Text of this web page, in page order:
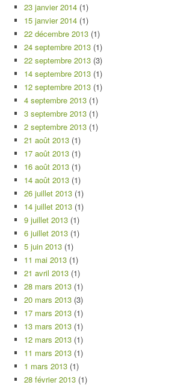
23 janvier 2014 (1)
15 janvier 2014 (1)
22 décembre 2013 (1)
24 septembre 2013 (1)
22 septembre 2013 (3)
14 septembre 2013 (1)
12 septembre 2013 (1)
4 septembre 2013 (1)
3 septembre 2013 (1)
2 septembre 2013 (1)
21 août 2013 (1)
17 août 2013 (1)
16 août 2013 (1)
14 août 2013 (1)
26 juillet 2013 (1)
14 juillet 2013 (1)
9 juillet 2013 (1)
6 juillet 2013 (1)
5 juin 2013 (1)
11 mai 2013 (1)
21 avril 2013 (1)
28 mars 2013 (1)
20 mars 2013 (3)
17 mars 2013 (1)
13 mars 2013 (1)
12 mars 2013 (1)
11 mars 2013 (1)
1 mars 2013 (1)
28 février 2013 (1)